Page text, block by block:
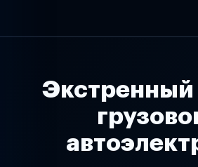
Экстренный